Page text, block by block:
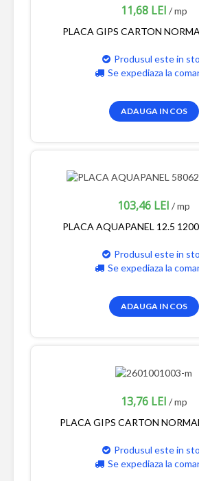
11,68 LEI / mp
PLACA GIPS CARTON
Produsul este in
Se expediaza la
ADAUGA IN COS
103,46 LEI / mp
PLACA AQUAPANEL 12.5
Produsul este in
Se expediaza la
ADAUGA IN COS
13,76 LEI / mp
PLACA GIPS CARTON
Produsul este in
Se expediaza la